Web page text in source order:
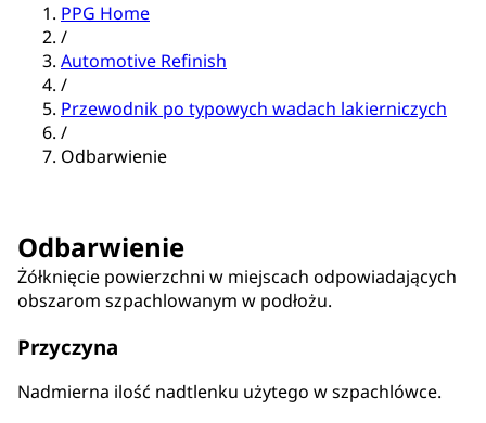
PPG Home
/
Automotive Refinish
/
Przewodnik po typowych wadach lakierniczych
/
Odbarwienie
Odbarwienie
Żółknięcie powierzchni w miejscach odpowiadających
obszarom szpachlowanym w podłożu.
Przyczyna
Nadmierna ilość nadtlenku użytego w szpachlówce.